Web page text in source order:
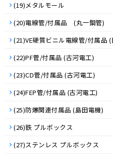
(19)メタルモール
(20)電線管/付属品 (丸一鋼管)
(21)VE硬質ビニル電線管/付属品
(22)PF菅/付属品 (古河電工)
(23)CD菅/付属品 (古河電工)
(24)FEP管/付属品 (古河電工)
(25)防爆関連付属品 (島田電機)
(26)鉄 プルボックス
(27)ステンレス プルボックス